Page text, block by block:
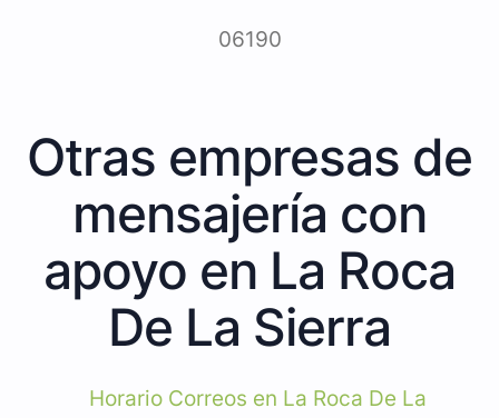
06190
Otras empresas de
mensajería con
apoyo en La Roca
De La Sierra
Horario Correos en La Roca De La